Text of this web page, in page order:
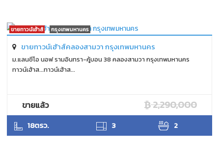
ขายทาวน์เฮ้าส์ กรุงเทพมหานคร
ขายทาวน์เฮ้าส์คลองสามวา กรุงเทพมหานคร
ม.แลนซีโอ นอฟ รามอินทรา-คู้บอน 38 คลองสามวา กรุงเทพมหานคร
ทาวน์เฮ้าส...ทาวน์เฮ้าส...
ขายแล้ว 2,290,000
18ตรว. 3 2
SUKHON